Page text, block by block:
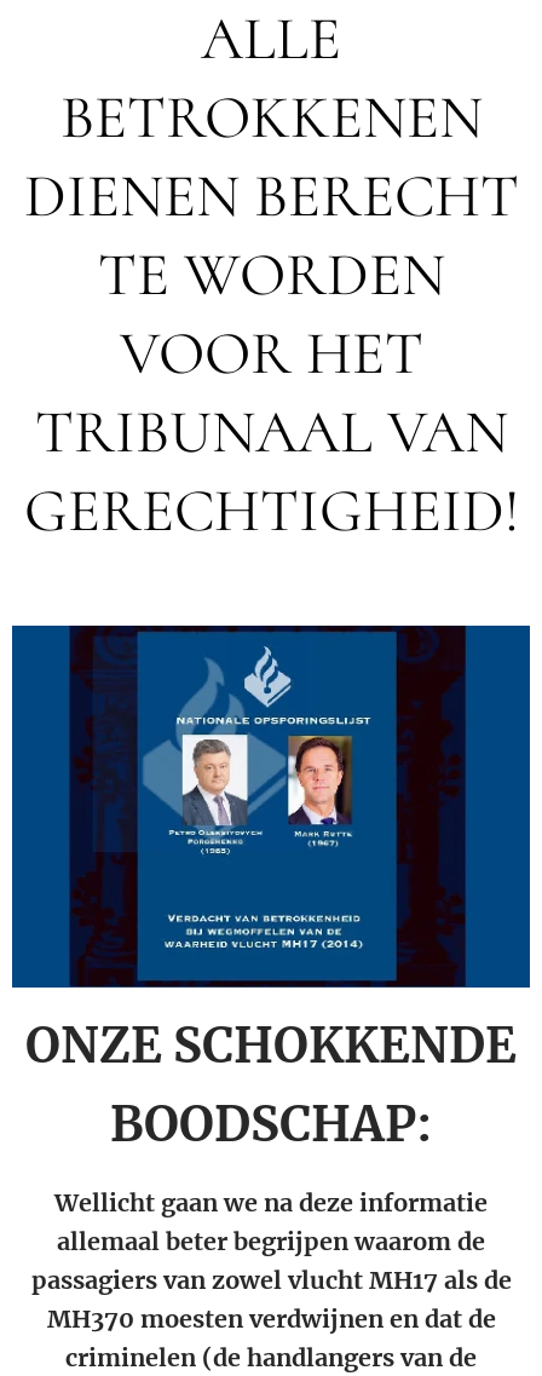
ALLE
BETROKKENEN
DIENEN BERECHT
TE WORDEN
VOOR HET
TRIBUNAAL VAN
GERECHTIGHEID!
ONZE SCHOKKENDE
BOODSCHAP:
Wellicht gaan we na deze informatie
allemaal beter begrijpen waarom de
passagiers van zowel vlucht MH17 als de
MH370 moesten verdwijnen en dat de
criminelen (de handlangers van de